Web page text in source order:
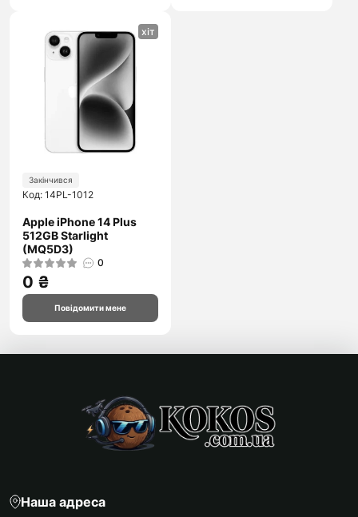
хіт
Закінчився
Код: 14PL-1012
Apple iPhone 14 Plus
512GB Starlight
(MQ5D3)
0
0 ₴
Повідомити мене
Наша адреса